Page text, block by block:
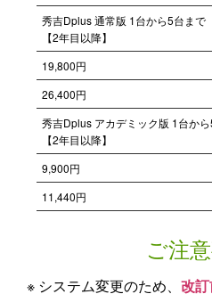
秀吉Dplus 通常版 1台から5台まで
【2年目以降】
19,800円
26,400円
秀吉Dplus アカデミック版 1台か
【2年目以降】
9,900円
11,440円
ご注
※ システム変更のため、改